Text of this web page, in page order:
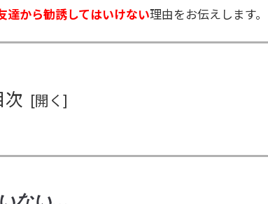
達から勧誘してはいけない理由をお伝えします。
次